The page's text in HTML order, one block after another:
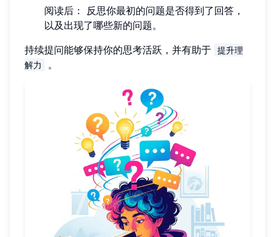
阅读后： 反思你最初的问题是否得到了回答，
以及出现了哪些新的问题。
持续提问能够保持你的思考活跃，并有助于
提升理
解力
。